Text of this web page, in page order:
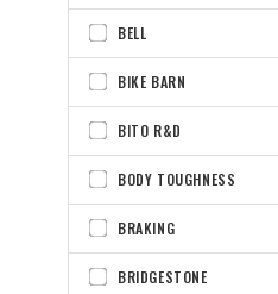
BELL
BIKE BARN
BITO R&D
BODY TOUGHNESS
BRAKING
BRIDGESTONE